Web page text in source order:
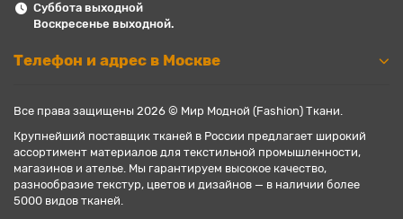
Суббота выходной
Воскресенье выходной.
Телефон и адрес в Москве
Все права защищены 2026 © Мир Модной (Fashion) Ткани.
Крупнейший поставщик тканей в России предлагает широкий
ассортимент материалов для текстильной промышленности,
магазинов и ателье. Мы гарантируем высокое качество,
разнообразие текстур, цветов и дизайнов — в наличии более
5000 видов тканей.